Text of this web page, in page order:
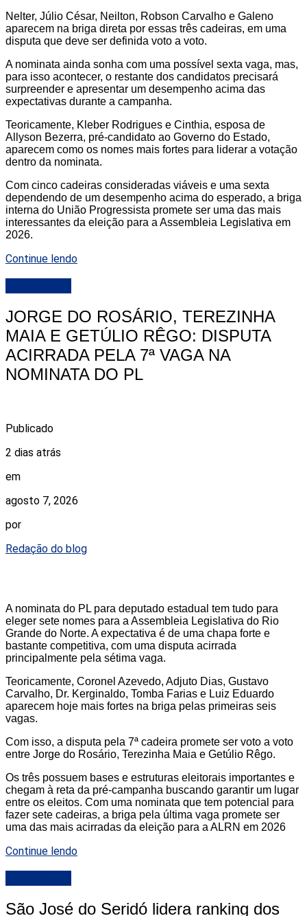
Nelter, Júlio César, Neilton, Robson Carvalho e Galeno
aparecem na briga direta por essas três cadeiras, em uma
disputa que deve ser definida voto a voto.
A nominata ainda sonha com uma possível sexta vaga, mas,
para isso acontecer, o restante dos candidatos precisará
surpreender e apresentar um desempenho acima das
expectativas durante a campanha.
Teoricamente, Kleber Rodrigues e Cinthia, esposa de
Allyson Bezerra, pré-candidato ao Governo do Estado,
aparecem como os nomes mais fortes para liderar a votação
dentro da nominata.
Com cinco cadeiras consideradas viáveis e uma sexta
dependendo de um desempenho acima do esperado, a briga
interna do União Progressista promete ser uma das mais
interessantes da eleição para a Assembleia Legislativa em
2026.
Continue lendo
JORGE DO ROSÁRIO, TEREZINHA
MAIA E GETÚLIO RÊGO: DISPUTA
ACIRRADA PELA 7ª VAGA NA
NOMINATA DO PL
Publicado
2 dias atrás
em
agosto 7, 2026
por
Redação do blog
A nominata do PL para deputado estadual tem tudo para
eleger sete nomes para a Assembleia Legislativa do Rio
Grande do Norte. A expectativa é de uma chapa forte e
bastante competitiva, com uma disputa acirrada
principalmente pela sétima vaga.
Teoricamente, Coronel Azevedo, Adjuto Dias, Gustavo
Carvalho, Dr. Kerginaldo, Tomba Farias e Luiz Eduardo
aparecem hoje mais fortes na briga pelas primeiras seis
vagas.
Com isso, a disputa pela 7ª cadeira promete ser voto a voto
entre Jorge do Rosário, Terezinha Maia e Getúlio Rêgo.
Os três possuem bases e estruturas eleitorais importantes e
chegam à reta da pré-campanha buscando garantir um lugar
entre os eleitos. Com uma nominata que tem potencial para
fazer sete cadeiras, a briga pela última vaga promete ser
uma das mais acirradas da eleição para a ALRN em 2026
Continue lendo
São José do Seridó lidera ranking dos